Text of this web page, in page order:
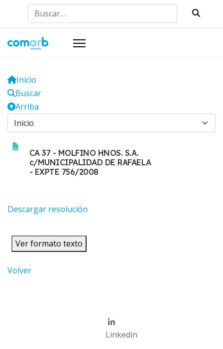
Buscar
Inicio
Buscar
Arriba
CA 37 - MOLFINO HNOS. S.A.
c/MUNICIPALIDAD DE RAFAELA
- EXPTE 756/2008
Descargar resolución
Ver formato texto
Volver
Linkedin